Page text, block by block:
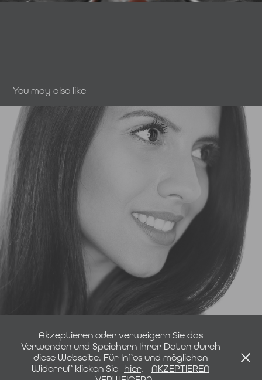
You may also like
Portraits | Mobile Studio
IMPRESSUM | DATENSCHUTZ
Akzeptieren oder verweigern Sie das
Verwenden und Speichern Ihrer Daten durch
diese Webseite. Für Infos und möglichen
Widerruf klicken Sie hier.
AKZEPTIEREN